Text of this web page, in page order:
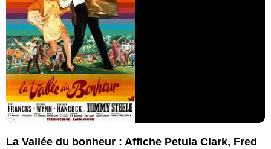
La Vallée du bonheur : Affiche Petula Clark, Fred